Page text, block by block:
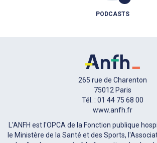
PODCASTS
265 rue de Charenton
75012 Paris
Tél. : 01 44 75 68 00
www.anfh.fr
L'ANFH est l'OPCA de la Fonction publique
le Ministère de la Santé et des Sports,